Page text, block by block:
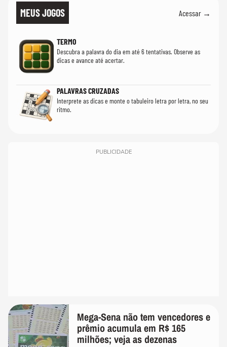
MEUS JOGOS Acessar →
TERMO
Descubra a palavra do dia em até 6 tentativas. Observe as
dicas e avance até acertar.
PALAVRAS CRUZADAS
Interprete as dicas e monte o tabuleiro letra por letra, no seu
ritmo.
PUBLICIDADE
Mega-Sena não tem vencedores e
prêmio acumula em R$ 165
milhões; veja as dezenas